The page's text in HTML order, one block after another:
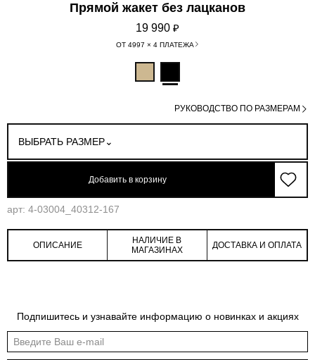
Прямой жакет без лацканов
19 990 ₽
ОТ 4997 × 4 ПЛАТЕЖА
ВЫБРАТЬ РАЗМЕР
РУКОВОДСТВО ПО РАЗМЕРАМ
Добавить в корзину
арт: 4-03004_40312-167
Индивидуальные обмеры изделия помогут более точно выбрать подходящий
ОПИСАНИЕ
НАЛИЧИЕ В
МАГАЗИНАХ
ДОСТАВКА И ОПЛАТА
Подпишитесь и узнавайте информацию о новинках и акциях